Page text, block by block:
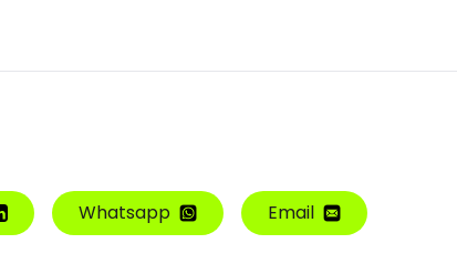
Whatsapp Email